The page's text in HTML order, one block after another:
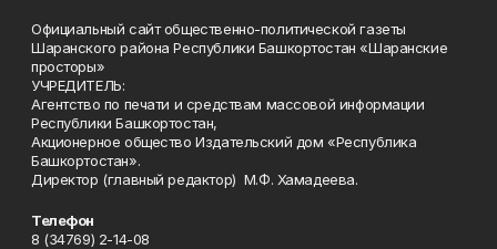
Официальный сайт общественно-политической газеты
Шаранского района Республики Башкортостан «Шаранские
просторы»
УЧРЕДИТЕЛЬ:
Агентство по печати и средствам массовой информации
Республики Башкортостан,
Акционерное общество Издательский дом «Республика
Башкортостан».
Директор (главный редактор) М.Ф. Хамадеева.
Телефон
8 (34769) 2-14-08